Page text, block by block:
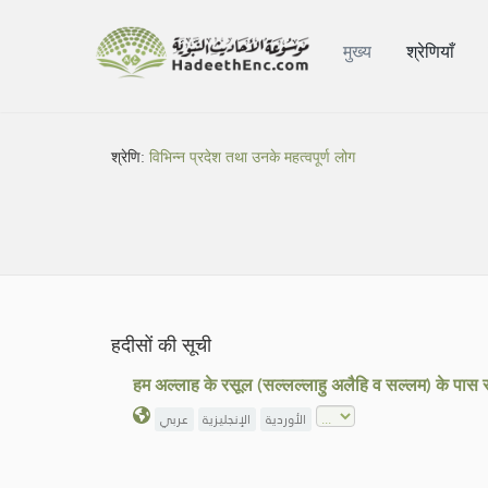
मुख्य श्रेणियाँ
श्रेणि:विभिन्न प्रदेश तथा उनके महत्वपूर्ण लोग
हदीसों की सूची
हम अल्लाह के रसूल (सल्लल्लाहु अलैहि व सल्लम) के पास
عربي الإنجليزية الأوردية